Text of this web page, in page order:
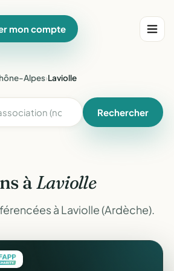
mon compte
Alpes›Laviolle
Rechercher
àLaviolle
à Laviolle (Ardèche).